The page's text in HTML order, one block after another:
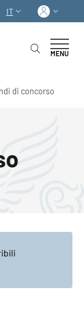
SELETTORE LINGUA:
IT
MENU
di concorso